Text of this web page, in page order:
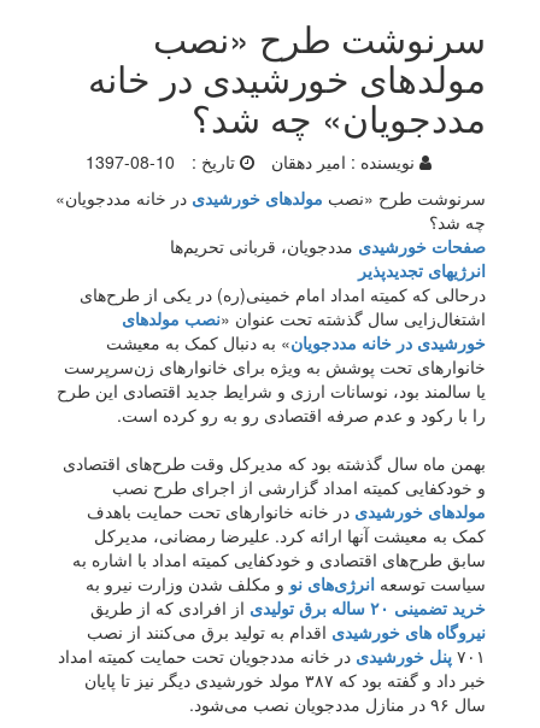
سرنوشت طرح «نصب
مولدهای خورشیدی در خانه
مددجویان» چه شد؟
نویسنده : امیر دهقان تاریخ :
1397-08-10
سرنوشت طرح «نصب مولدهای خورشیدی در خانه مددجویان»
چه شد؟
صفحات خورشیدی مددجویان، قربانی تحریم‌‌ها
انرژیهای تجدیدپذیر
درحالی که کمیته امداد امام خمینی(ره) در یکی از طرح‌های
اشتغال‌زایی سال گذشته تحت عنوان «نصب مولدهای
خورشیدی در خانه مددجویان» به دنبال کمک به معیشت
خانوارهای تحت پوشش به ویژه برای خانوارهای زن‌سرپرست
یا سالمند بود، نوسانات ارزی و شرایط جدید اقتصادی این طرح
را با رکود و عدم صرفه اقتصادی رو به رو کرده است.
بهمن ماه سال گذشته بود که مدیرکل وقت طرح‌های اقتصادی
و خودکفایی کمیته امداد گزارشی از اجرای طرح نصب
مولدهای خورشیدی در خانه خانوارهای تحت حمایت باهدف
کمک به معیشت آنها ارائه کرد. علیرضا رمضانی، مدیرکل
سابق طرح‌های اقتصادی و خودکفایی کمیته امداد با اشاره به
سیاست‌ توسعه انرژی‌های نو و مکلف شدن وزارت نیرو به
خرید تضمینی ۲۰ ساله برق تولیدی
از افرادی که از طریق
نیروگاه های خورشیدی اقدام به تولید برق می‌کنند از نصب
۷۰۱ پنل خورشیدی در خانه مددجویان تحت حمایت کمیته امداد
خبر داد و گفته بود که ۳۸۷ مولد خورشیدی دیگر نیز تا پایان
سال ۹۶ در منازل مددجویان نصب می‌شود.